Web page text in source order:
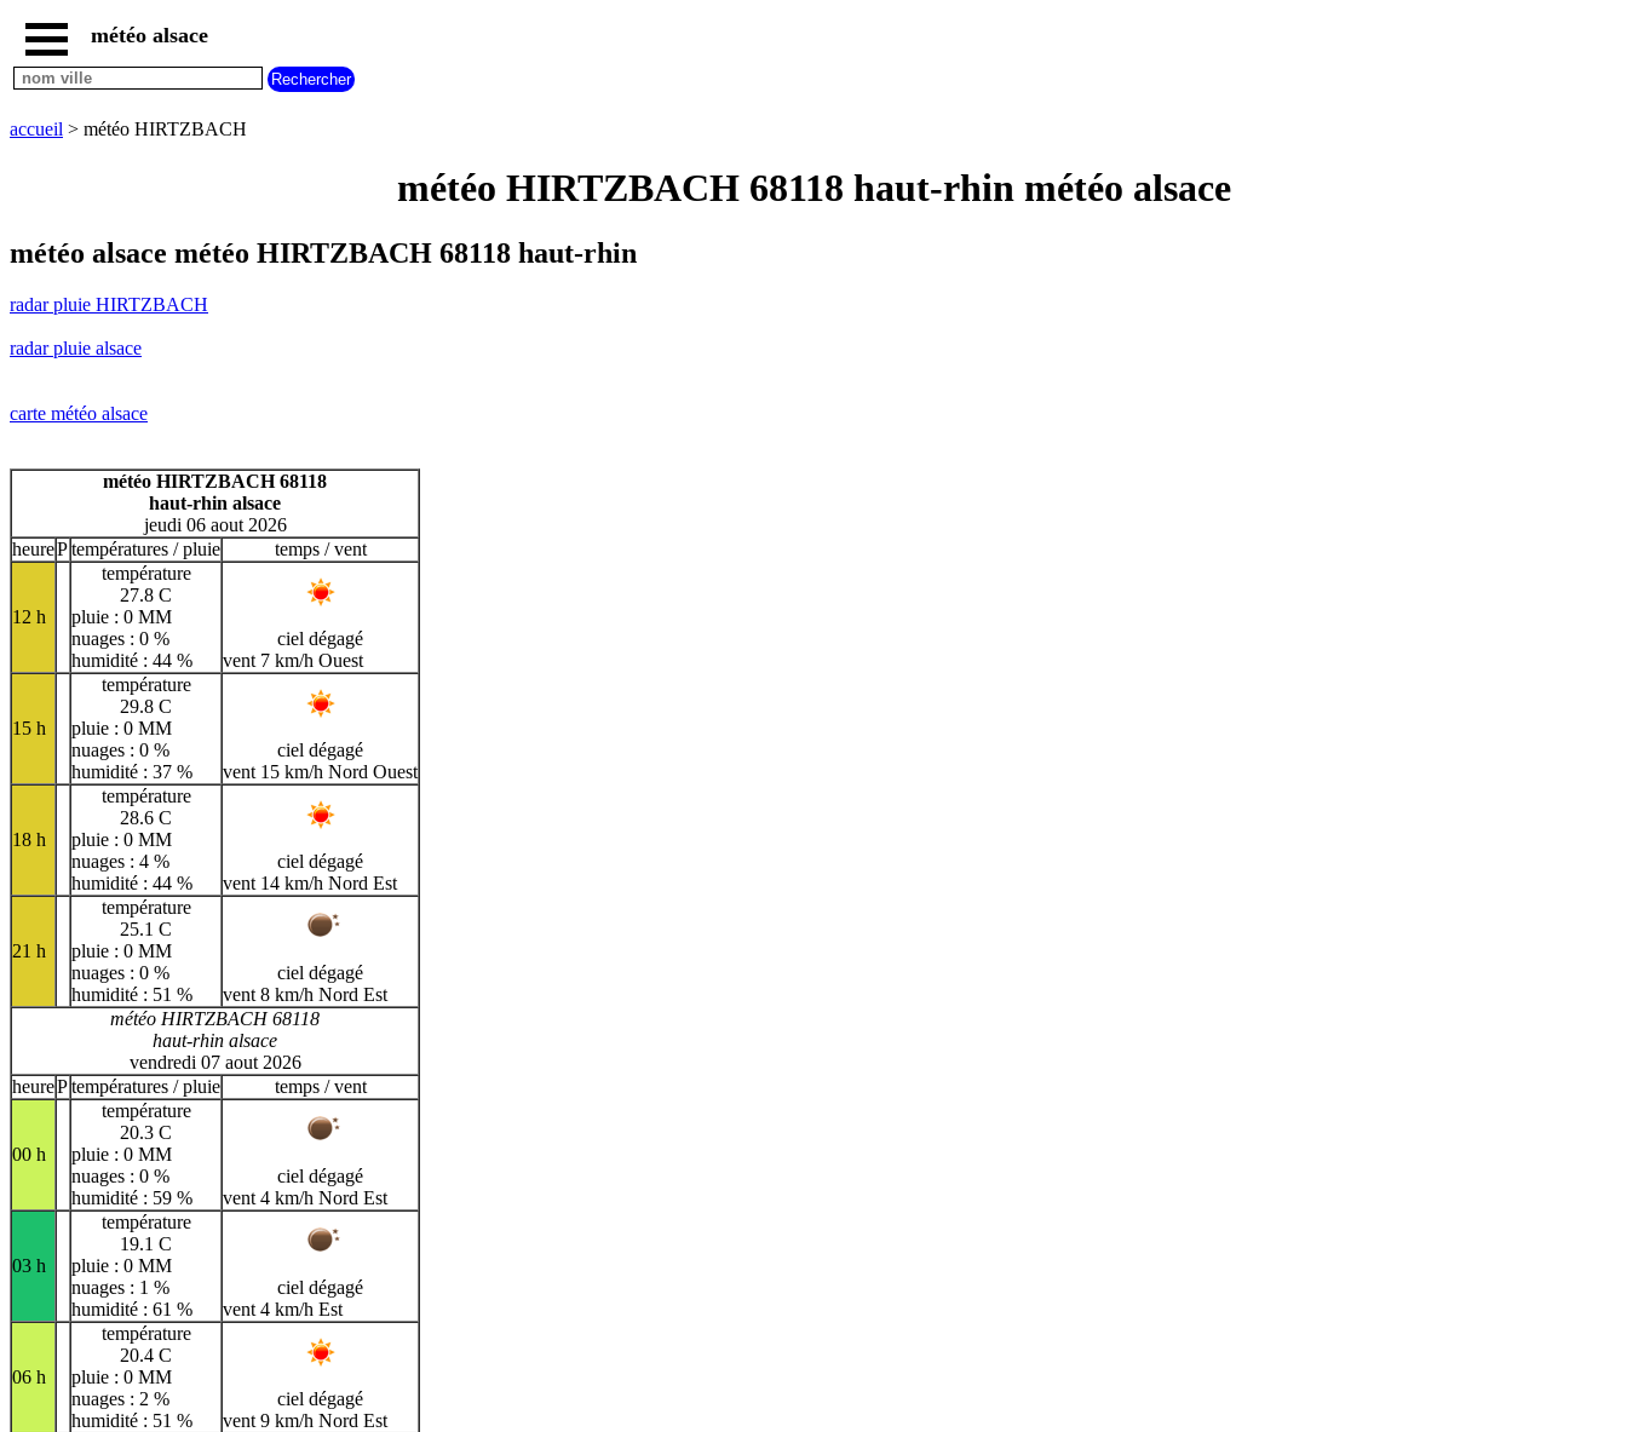
accueil
radar
HIRTZBACH
radar
pluie
carte
météo
france
villes
F
G
H
I J K L M
N
R S T
U
V
W X Y Z
météo alsace
accueil > météo HIRTZBACH
météo HIRTZBACH 68118 haut-rhin météo alsace
météo alsace météo HIRTZBACH 68118 haut-rhin
radar pluie HIRTZBACH
radar pluie alsace
carte météo alsace
météo HIRTZBACH 68118
haut-rhin alsace
jeudi 06 aout 2026
heurePtempératures / pluie temps / vent
12 h
température
27.8 C
pluie : 0 MM
nuages : 0 %
humidité : 44 %
ciel dégagé
vent 7 km/h Ouest
15 h
température
29.8 C
pluie : 0 MM
nuages : 0 %
humidité : 37 %
ciel dégagé
vent 15 km/h Nord Ouest
18 h
température
28.6 C
pluie : 0 MM
nuages : 4 %
humidité : 44 %
ciel dégagé
vent 14 km/h Nord Est
21 h
température
25.1 C
pluie : 0 MM
nuages : 0 %
humidité : 51 %
ciel dégagé
vent 8 km/h Nord Est
météo HIRTZBACH 68118
haut-rhin alsace
vendredi 07 aout 2026
heurePtempératures / pluie temps / vent
00 h
température
20.3 C
pluie : 0 MM
nuages : 0 %
humidité : 59 %
ciel dégagé
vent 4 km/h Nord Est
03 h
température
19.1 C
pluie : 0 MM
nuages : 1 %
humidité : 61 %
ciel dégagé
vent 4 km/h Est
06 h
température
20.4 C
pluie : 0 MM
nuages : 2 %
humidité : 51 %
ciel dégagé
vent 9 km/h Nord Est